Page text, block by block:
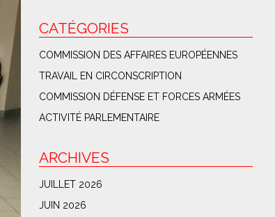
CATÉGORIES
COMMISSION DES AFFAIRES EUROPÉENNES
TRAVAIL EN CIRCONSCRIPTION
COMMISSION DÉFENSE ET FORCES ARMÉES
ACTIVITÉ PARLEMENTAIRE
ARCHIVES
JUILLET 2026
JUIN 2026